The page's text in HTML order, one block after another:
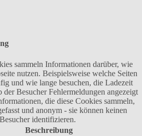
sammeln Informationen darüber, wie
nutzen. Beispielsweise welche Seiten
und wie lange besuchen, die Ladezeit
der Besucher Fehlermeldungen angezeigt
die diese Cookies sammeln,
und anonym - sie können keinen
Besucher identifizieren.
Beschreibung